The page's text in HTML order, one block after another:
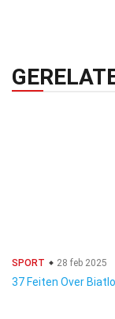
SPORT 28 feb 2025
37 Feiten Over